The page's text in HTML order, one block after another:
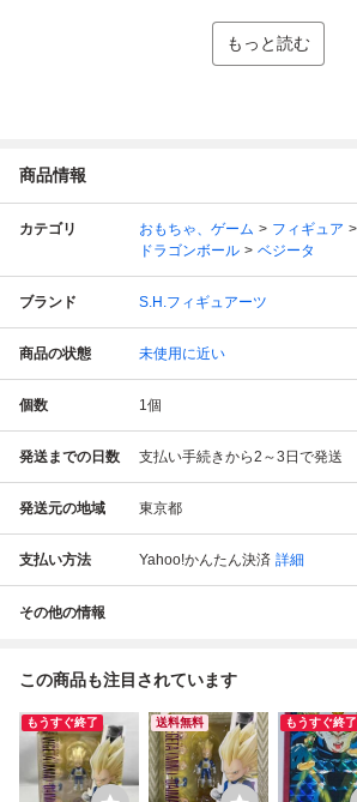
もっと読む
商品情報
カテゴリ おもちゃ、ゲーム フィギュア
ドラゴンボール
ベジータ
ブランド S.H.フィギュアーツ
商品の状態 未使用に近い
個数 1個
発送までの日数 支払い手続きから2～3日で発送
発送元の地域 東京都
支払い方法 Yahoo!かんたん決済 詳細
その他の情報
この商品も注目されています
もうすぐ終了 送料無料 もうすぐ終了